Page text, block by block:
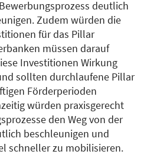
deutlich
Zudem würden die
für das Pillar
müssen darauf
Investitionen Wirkung
sollten durchlaufene Pillar
Förderperioden
würden praxisgerecht
den Weg von der
beschleunigen und
schneller zu mobilisieren.